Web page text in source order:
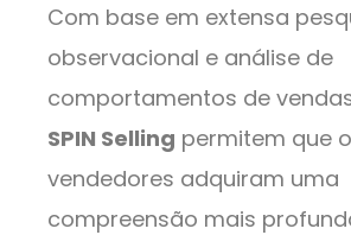
Com base em extensa
observacional e análise de
comportamentos de
SPIN Selling permitem que
vendedores adquiram uma
compreensão mais